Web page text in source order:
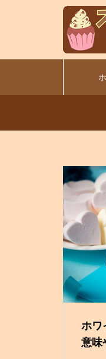
ホワ
意味